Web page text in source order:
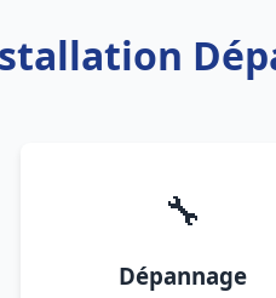
🔧
Dépannage